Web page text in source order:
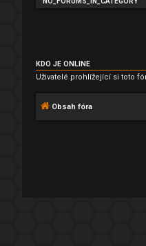
KDO JE ONLINE
Uživatelé prohlížející si toto
Obsah fóra